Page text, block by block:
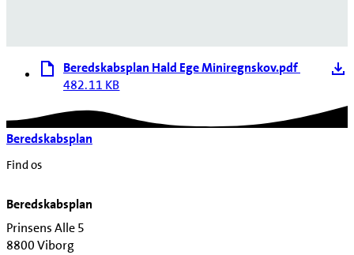
Beredskabsplan Hald Ege Miniregnskov.pdf
482.11 KB
Beredskabsplan
Find os
Beredskabsplan
Prinsens Alle 5
8800 Viborg